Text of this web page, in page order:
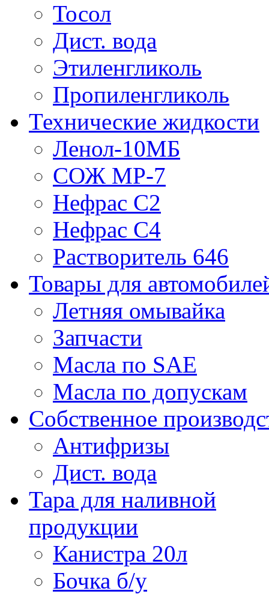
Тосол
Дист. вода
Этиленгликоль
Пропиленгликоль
Технические жидкости
Ленол-10МБ
СОЖ МР-7
Нефрас С2
Нефрас С4
Растворитель 646
Товары для
Летняя омывайка
Запчасти
Масла по SAE
Масла по допускам
Собственное
Антифризы
Дист. вода
Тара для наливной
продукции
Канистра 20л
Бочка б/у